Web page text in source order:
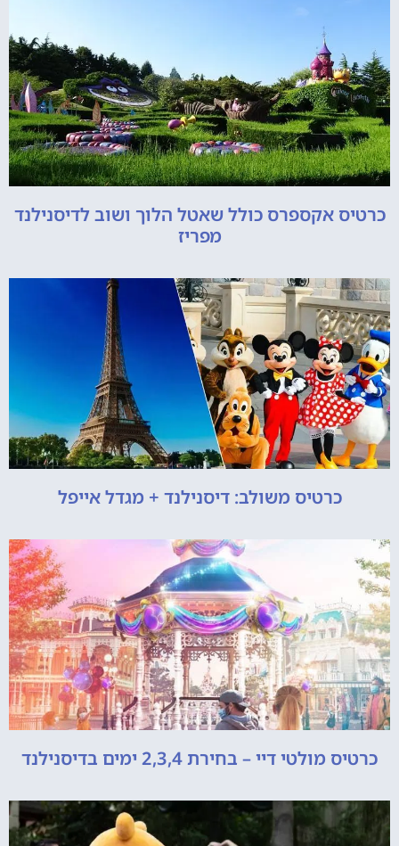
כרטיס אקספרס כולל שאטל הלוך ושוב לדיסנילנד
מפריז
כרטיס משולב: דיסנילנד + מגדל אייפל
כרטיס מולטי דיי – בחירת 2,3,4 ימים בדיסנילנד